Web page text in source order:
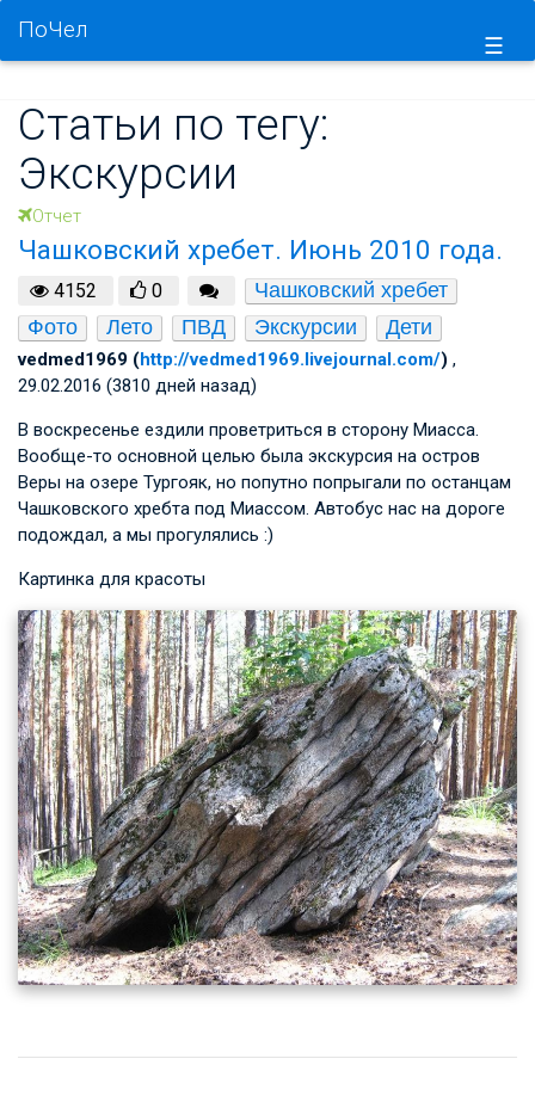
☰
ПоЧел
Статьи по тегу:
Экскурсии
Отчет
Чашковский хребет. Июнь 2010 года.
4152 0
Чашковский хребет
Фото
Лето ПВД Экскурсии Дети
vedmed1969 (http://vedmed1969.livejournal.com/) ,
29.02.2016 (3810 дней назад)
В воскресенье ездили проветриться в сторону Миасса.
Вообще-то основной целью была экскурсия на остров
Веры на озере Тургояк, но попутно попрыгали по останцам
Чашковского хребта под Миассом. Автобус нас на дороге
подождал, а мы прогулялись :)
Картинка для красоты